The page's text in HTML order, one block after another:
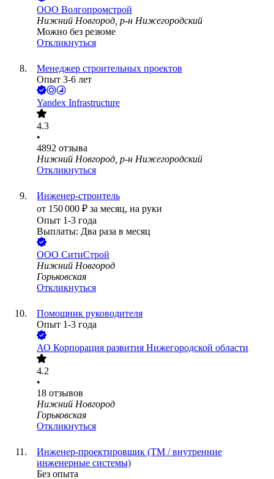
ООО Волгопромстрой
Нижний Новгород, р-н Нижегородский
Можно без резюме
Откликнуться
Менеджер строительных проектов
Опыт 3-6 лет
Yandex Infrastructure
4.3
•
4892 отзыва
Нижний Новгород, р-н Нижегородский
Откликнуться
Инженер-строитель
от 150 000 ₽ за месяц, на руки
Опыт 1-3 года
Выплаты: Два раза в месяц
ООО СитиСтрой
Нижний Новгород
Горьковская
Откликнуться
Помощник руководителя
Опыт 1-3 года
АО Корпорация развития Нижегородской области
4.2
•
18 отзывов
Нижний Новгород
Горьковская
Откликнуться
Инженер-проектировщик (ТМ / внутренние
инженерные системы)
Без опыта